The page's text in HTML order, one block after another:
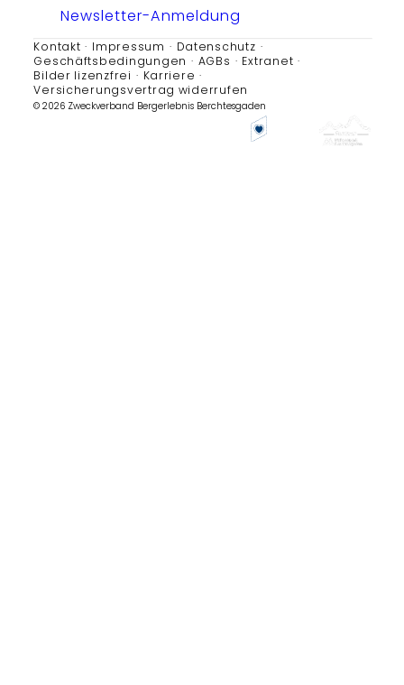
Newsletter-Anmeldung
Kontakt Impressum
Datenschutz
Geschäftsbedingungen
AGBs
Extranet
Bilder lizenzfrei
Karriere
Versicherungsvertrag widerrufen
© 2026 Zweckverband Bergerlebnis Berchtesgaden